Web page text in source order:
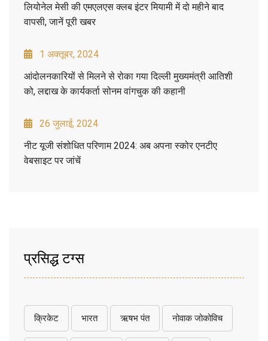
लियोनेल मेसी की एमएलएस क्लब इंटर मियामी में दो महीने बाद
वापसी, जानें पूरी खबर
1 अक्तूबर, 2024
आंदोलनकारियों से मिलने से रोका गया दिल्ली मुख्यमंत्री आतिशी
को, लद्दाख के कार्यकर्ता सोनम वांगचुक की कहानी
26 जुलाई, 2024
नीट यूजी संशोधित परिणाम 2024: अब अपना स्कोर एनटीए
वेबसाइट पर जांचें
प्रसिद्ध टग्स
क्रिकेट भारत ऋषभ पंत नोवाक जोकोविच